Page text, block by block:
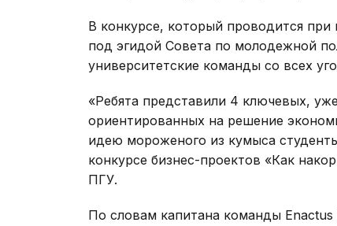
В конкурсе, который проводится
под эгидой Совета по молодежной
университетские команды со всех
«Ребята представили 4 ключевых,
ориентированных на решение
идею мороженого из кумыса
конкурсе бизнес-проектов «Как
ПГУ.
По словам капитана команды